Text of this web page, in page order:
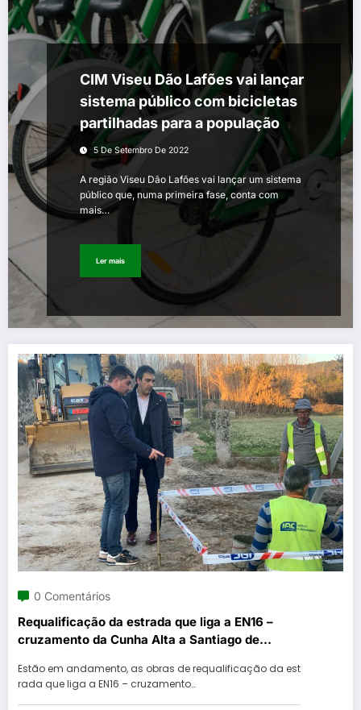
CIM Viseu Dão Lafões vai lançar
sistema público com bicicletas
partilhadas para a população
5 De Setembro De 2022
A região Viseu Dão Lafões vai lançar um sistema
público que, numa primeira fase, conta com
mais…
Ler mais
0 Comentários
Requalificação da estrada que liga a EN16 –
cruzamento da Cunha Alta a Santiago de
Estão em andamento, as obras de requalificação da est
rada que liga a EN16 – cruzamento…